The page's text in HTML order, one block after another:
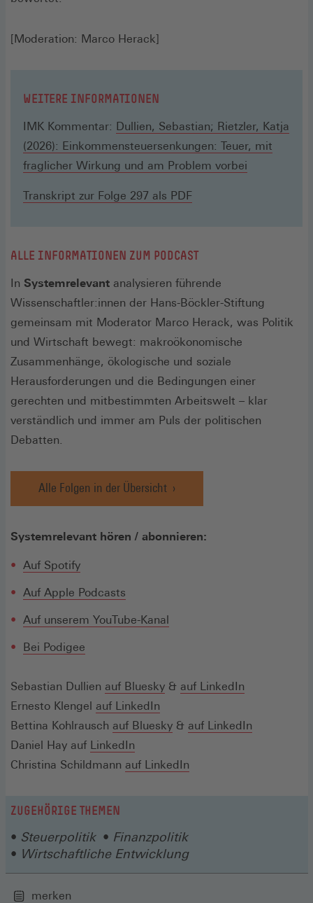
[Moderation: Marco Herack]
WEITERE INFORMATIONEN
IMK Kommentar: Dullien, Sebastian; Rietzler, Katja
(2026): Einkommensteuersenkungen: Teuer, mit
fraglicher Wirkung und am Problem vorbei
Transkript zur Folge 297 als PDF(Öffnet
neuen
ALLE INFORMATIONEN ZUM PODCAST
In Systemrelevant analysieren führende
Wissenschaftler:innen der Hans-Böckler-Stiftung
gemeinsam mit Moderator Marco Herack, was Politik
und Wirtschaft bewegt: makroökonomische
Zusammenhänge, ökologische und soziale
Herausforderungen und die Bedingungen einer
gerechten und mitbestimmten Arbeitswelt – klar
verständlich und immer am Puls der politischen
Debatten.
Alle Folgen in der Übersicht
Systemrelevant hören / abonnieren:
Auf Spotify(Öffnet
einem
neuen
Fenster)
Auf Apple Podcasts
einem
Auf unserem YouTube-Kanal
Fenster)
Bei Podigee
einem
neuen
Fenster)
Sebastian Dullien auf (Öffnet
in
einem
neuen
Fenster)
Bluesky(Öffnet
einem
Fenster)
& auf LinkedIn
einem
Ernesto Klengel auf LinkedIn
in
neuen
Bettina Kohlrausch auf Bluesky(Öffnet
einem
& auf LinkedIn
Daniel Hay auf LinkedIn
in
Christina Schildmann auf LinkedIn
ZUGEHÖRIGE THEMEN
Steuerpolitik
Finanzpolitik
Wirtschaftliche Entwicklung
merken